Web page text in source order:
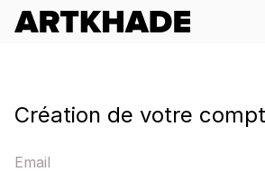
Création de votre
Email